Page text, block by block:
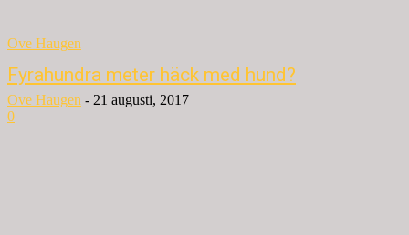
Ove Haugen
Fyrahundra meter häck med hund?
Ove Haugen - 21 augusti, 2017
0